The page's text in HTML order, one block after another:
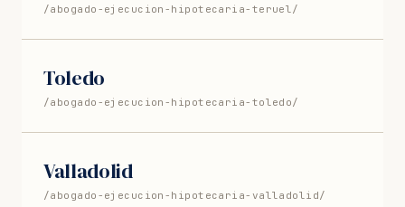
/abogado-ejecucion-hipotecaria-teruel/
Toledo
/abogado-ejecucion-hipotecaria-toledo/
Valladolid
/abogado-ejecucion-hipotecaria-valladolid/